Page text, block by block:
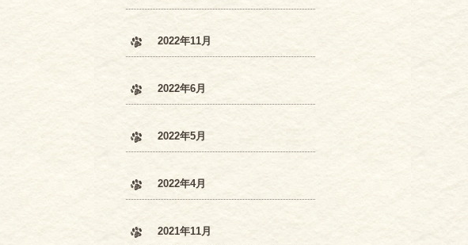
2022年11月
2022年6月
2022年5月
2022年4月
2021年11月